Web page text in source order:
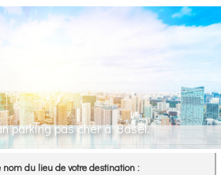
parking pas cher à Basel.
nom du lieu de votre destination :